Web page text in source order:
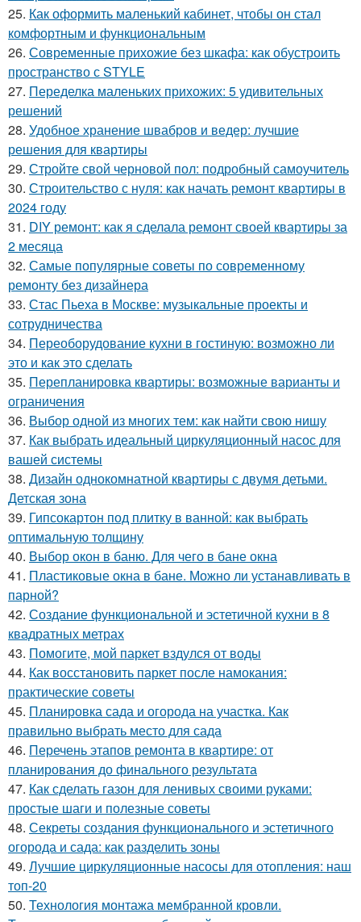
25. Как оформить маленький кабинет, чтобы он стал
комфортным и функциональным
26. Современные прихожие без шкафа: как обустроить
пространство с STYLE
27. Переделка маленьких прихожих: 5 удивительных
решений
28. Удобное хранение швабров и ведер: лучшие
решения для квартиры
29. Стройте свой черновой пол: подробный самоучитель
30. Строительство с нуля: как начать ремонт квартиры в
2024 году
31. DIY ремонт: как я сделала ремонт своей квартиры за
2 месяца
32. Самые популярные советы по современному
ремонту без дизайнера
33. Стас Пьеха в Москве: музыкальные проекты и
сотрудничества
34. Переоборудование кухни в гостиную: возможно ли
это и как это сделать
35. Перепланировка квартиры: возможные варианты и
ограничения
36. Выбор одной из многих тем: как найти свою нишу
37. Как выбрать идеальный циркуляционный насос для
вашей системы
38. Дизайн однокомнатной квартиры с двумя детьми.
Детская зона
39. Гипсокартон под плитку в ванной: как выбрать
оптимальную толщину
40. Выбор окон в баню. Для чего в бане окна
41. Пластиковые окна в бане. Можно ли устанавливать в
парной?
42. Создание функциональной и эстетичной кухни в 8
квадратных метрах
43. Помогите, мой паркет вздулся от воды
44. Как восстановить паркет после намокания:
практические советы
45. Планировка сада и огорода на участка. Как
правильно выбрать место для сада
46. Перечень этапов ремонта в квартире: от
планирования до финального результата
47. Как сделать газон для ленивых своими руками:
простые шаги и полезные советы
48. Секреты создания функционального и эстетичного
огорода и сада: как разделить зоны
49. Лучшие циркуляционные насосы для отопления: наш
топ-20
50. Технология монтажа мембранной кровли.